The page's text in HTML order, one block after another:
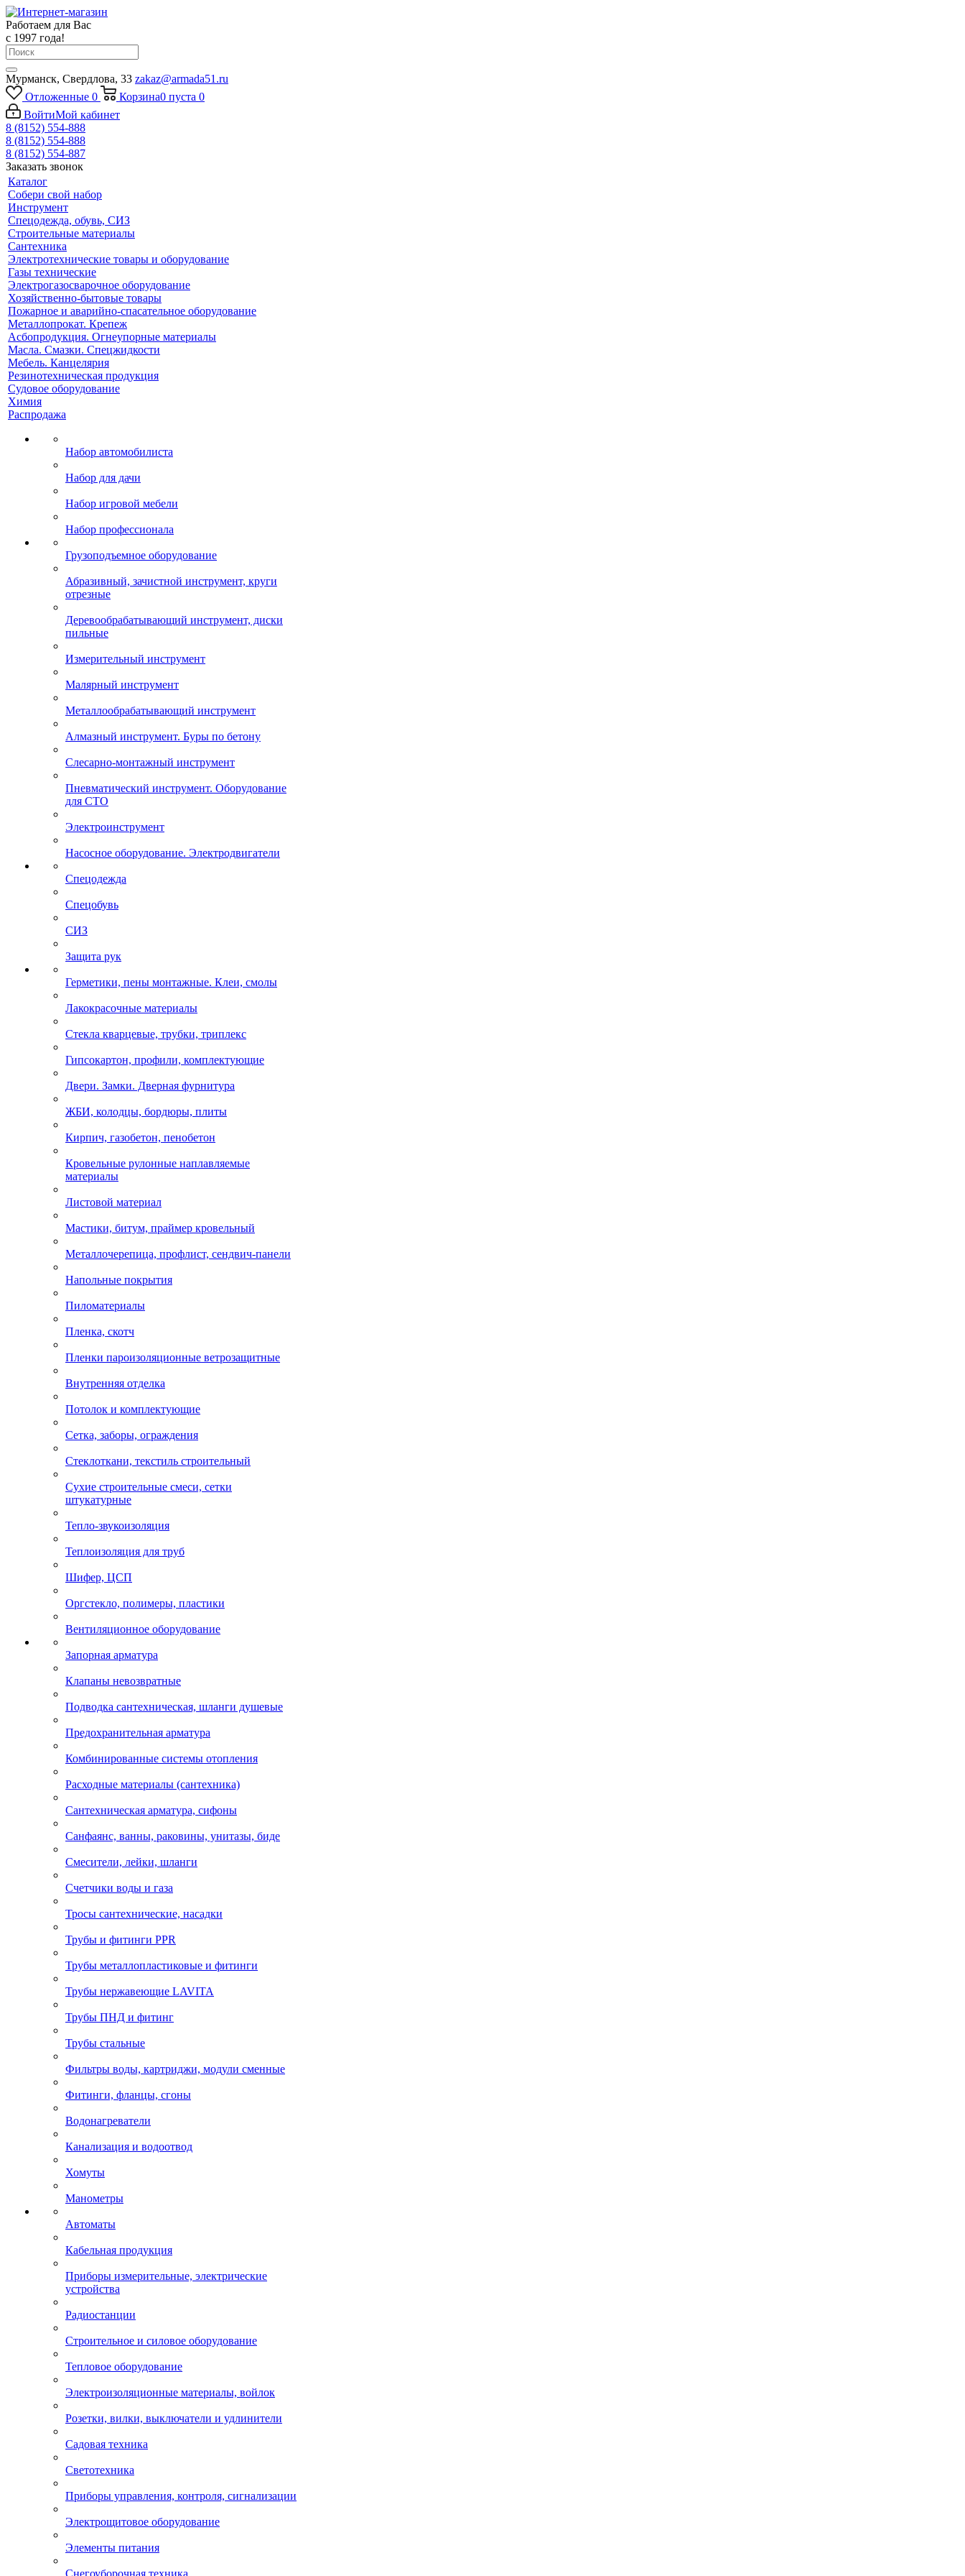
Работаем для Вас
с 1997 года!
Мурманск, Свердлова, 33 zakaz@armada51.ru
Отложенные 0 Корзина0 пуста 0
ВойтиМой кабинет
8 (8152) 554-888
8 (8152) 554-888
8 (8152) 554-887
Заказать звонок
Каталог
Собери свой набор
Инструмент
Спецодежда, обувь, СИЗ
Строительные материалы
Сантехника
Электротехнические товары и оборудование
Газы технические
Электрогазосварочное оборудование
Хозяйственно-бытовые товары
Пожарное и аварийно-спасательное оборудование
Металлопрокат. Крепеж
Асбопродукция. Огнеупорные материалы
Масла. Смазки. Спецжидкости
Мебель. Канцелярия
Резинотехническая продукция
Судовое оборудование
Химия
Распродажа
Набор автомобилиста
Набор для дачи
Набор игровой мебели
Набор профессионала
Грузоподъемное оборудование
Абразивный, зачистной инструмент, круги
отрезные
Деревообрабатывающий инструмент, диски
пильные
Измерительный инструмент
Малярный инструмент
Металлообрабатывающий инструмент
Алмазный инструмент. Буры по бетону
Слесарно-монтажный инструмент
Пневматический инструмент. Оборудование
для СТО
Электроинструмент
Насосное оборудование. Электродвигатели
Спецодежда
Спецобувь
СИЗ
Защита рук
Герметики, пены монтажные. Клеи, смолы
Лакокрасочные материалы
Стекла кварцевые, трубки, триплекс
Гипсокартон, профили, комплектующие
Двери. Замки. Дверная фурнитура
ЖБИ, колодцы, бордюры, плиты
Кирпич, газобетон, пенобетон
Кровельные рулонные наплавляемые
материалы
Листовой материал
Мастики, битум, праймер кровельный
Металлочерепица, профлист, сендвич-панели
Напольные покрытия
Пиломатериалы
Пленка, скотч
Пленки пароизоляционные ветрозащитные
Внутренняя отделка
Потолок и комплектующие
Сетка, заборы, ограждения
Стеклоткани, текстиль строительный
Сухие строительные смеси, сетки
штукатурные
Тепло-звукоизоляция
Теплоизоляция для труб
Шифер, ЦСП
Оргстекло, полимеры, пластики
Вентиляционное оборудование
Запорная арматура
Клапаны невозвратные
Подводка сантехническая, шланги душевые
Предохранительная арматура
Комбинированные системы отопления
Расходные материалы (сантехника)
Сантехническая арматура, сифоны
Санфаянс, ванны, раковины, унитазы, биде
Смесители, лейки, шланги
Счетчики воды и газа
Тросы сантехнические, насадки
Трубы и фитинги PPR
Трубы металлопластиковые и фитинги
Трубы нержавеющие LAVITA
Трубы ПНД и фитинг
Трубы стальные
Фильтры воды, картриджи, модули сменные
Фитинги, фланцы, сгоны
Водонагреватели
Канализация и водоотвод
Хомуты
Манометры
Автоматы
Кабельная продукция
Приборы измерительные, электрические
устройства
Радиостанции
Строительное и силовое оборудование
Тепловое оборудование
Электроизоляционные материалы, войлок
Розетки, вилки, выключатели и удлинители
Садовая техника
Светотехника
Приборы управления, контроля, сигнализации
Электрощитовое оборудование
Элементы питания
Снегоуборочная техника